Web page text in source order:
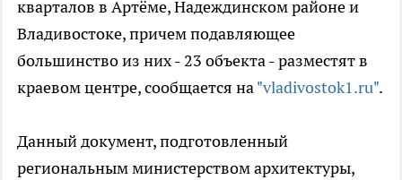
кварталов в Артёме, Надеждинском районе и
Владивостоке, причем подавляющее
большинство из них - 23 объекта - разместят в
краевом центре, сообщается на"vladivostok1.ru".
Данный документ, подготовленный
региональным министерством архитектуры,